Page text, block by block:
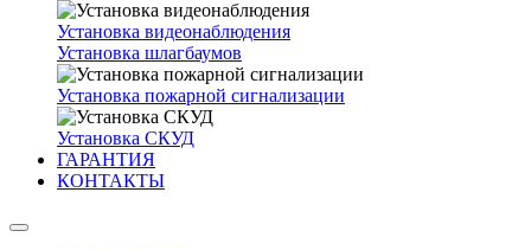
Установка видеонаблюдения
Установка шлагбаумов
Установка пожарной сигнализации
Установка СКУД
ГАРАНТИЯ
КОНТАКТЫ